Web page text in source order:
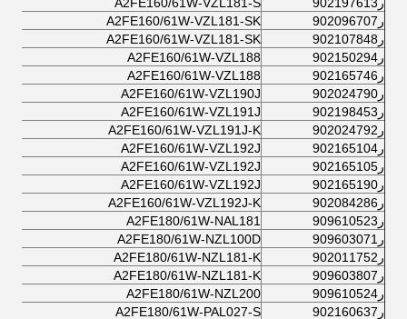
ر902096707
A2FE160/61W-VZL181-SK
ر902107848
A2FE160/61W-VZL181-SK
ر902150294
A2FE160/61W-VZL188
ر902165746
A2FE160/61W-VZL188
ر902024790
A2FE160/61W-VZL190J
ر902198453
A2FE160/61W-VZL191J
ر902024792
A2FE160/61W-VZL191J-K
ر902165104
A2FE160/61W-VZL192J
ر902165105
A2FE160/61W-VZL192J
ر902165190
A2FE160/61W-VZL192J
ر902084286
A2FE160/61W-VZL192J-K
ر909610523
A2FE180/61W-NAL181
ر909603071
A2FE180/61W-NZL100D
ر902011752
A2FE180/61W-NZL181-K
ر909603807
A2FE180/61W-NZL181-K
ر909610524
A2FE180/61W-NZL200
ر902160637
A2FE180/61W-PAL027-S